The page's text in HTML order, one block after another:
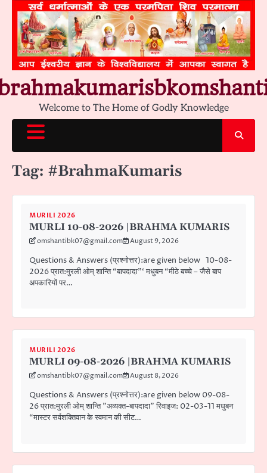
content
Welcome to The Home of Godly Knowledge
Tag: #BrahmaKumaris
MURILI 2026
MURLI 10-08-2026 |BRAHMA KUMARIS
omshantibk07@gmail.com August 9, 2026
Questions & Answers (प्रश्नोत्तर):are given below 10-08-
2026 प्रात:मुरली ओम् शान्ति “बापदादा”‘ मधुबन “मीठे बच्चे – जैसे बाप
अपकारियों पर…
MURILI 2026
MURLI 09-08-2026 |BRAHMA KUMARIS
omshantibk07@gmail.com August 8, 2026
Questions & Answers (प्रश्नोत्तर):are given below 09-08-
26 प्रात:मुरली ओम् शान्ति ”अव्यक्त-बापदादा” रिवाइज: 02-03-11 मधुबन
“मास्टर सर्वशक्तिवान के स्वमान की सीट…